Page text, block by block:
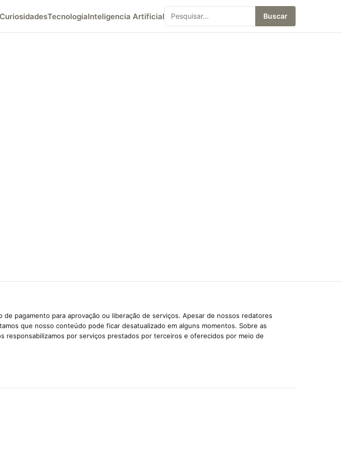
CuriosidadesTecnologiaInteligencia Artificial Buscar
pagamento para aprovação ou liberação de serviços. Apesar de nossos redatores
que nosso conteúdo pode ficar desatualizado em alguns momentos. Sobre as
por serviços prestados por terceiros e oferecidos por meio de